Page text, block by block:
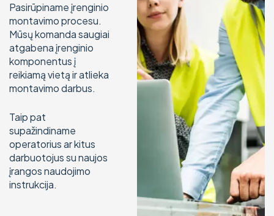
Pasirūpiname įrenginio
montavimo procesu.
Mūsų komanda saugiai
atgabena įrenginio
komponentus į
reikiamą vietą ir atlieka
montavimo darbus.
Taip pat
supažindiname
operatorius ar kitus
darbuotojus su naujos
įrangos naudojimo
instrukcija.